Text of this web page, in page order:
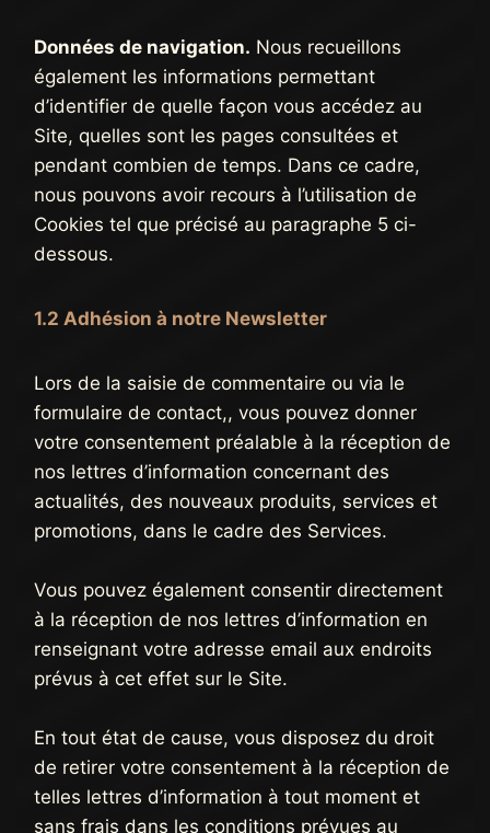
Données de navigation. Nous recueillons
également les informations permettant
d’identifier de quelle façon vous accédez au
Site, quelles sont les pages consultées et
pendant combien de temps. Dans ce cadre,
nous pouvons avoir recours à l’utilisation de
Cookies tel que précisé au paragraphe 5 ci-
dessous.
1.2 Adhésion à notre Newsletter
Lors de la saisie de commentaire ou via le
formulaire de contact,, vous pouvez donner
votre consentement préalable à la réception de
nos lettres d’information concernant des
actualités, des nouveaux produits, services et
promotions, dans le cadre des Services.
Vous pouvez également consentir directement
à la réception de nos lettres d’information en
renseignant votre adresse email aux endroits
prévus à cet effet sur le Site.
En tout état de cause, vous disposez du droit
de retirer votre consentement à la réception de
telles lettres d’information à tout moment et
sans frais dans les conditions prévues au